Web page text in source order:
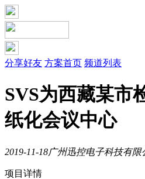
分享好友 方案首页 频道列表
SVS为西藏某市
纸化会议中心
2019-11-18广州迅控电子科技有限
项目详情